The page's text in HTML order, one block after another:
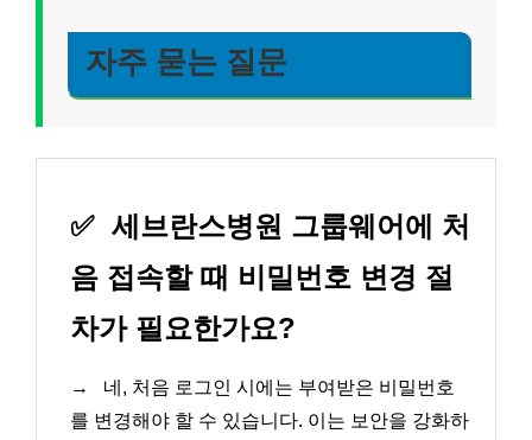
자주 묻는 질문
✅ 세브란스병원 그룹웨어에 처
음 접속할 때 비밀번호 변경 절
차가 필요한가요?
→
네, 처음 로그인 시에는 부여받은 비밀번호
를 변경해야 할 수 있습니다. 이는 보안을 강화하